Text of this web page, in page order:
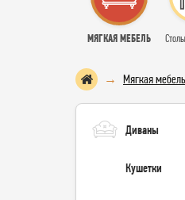
МЯГКАЯ МЕБЕЛЬ
Мягкая мебель
Диваны
Кушетки